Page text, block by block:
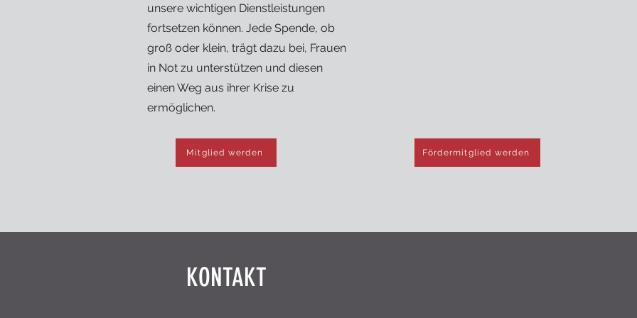
unsere wichtigen Dienstleistungen
fortsetzen können. Jede Spende, ob
groß oder klein, trägt dazu bei, Frauen
in Not zu unterstützen und diesen
einen Weg aus ihrer Krise zu
ermöglichen.
Mitglied werden Fördermitglied werden
KONTAKT